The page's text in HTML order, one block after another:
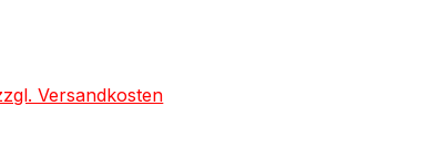
Versandkosten